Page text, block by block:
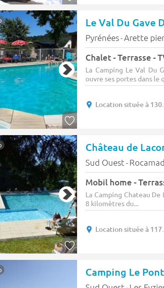
Le Val Du Gave
Pyrénées-Arette
Chalet - Terrasse -
La Camping Le Val Du
ouvre ses portes dans le
Location située à
Château de
Sud Ouest -
Mobil home -
La Camping Chateau
8 kilomètres du...
Location située à